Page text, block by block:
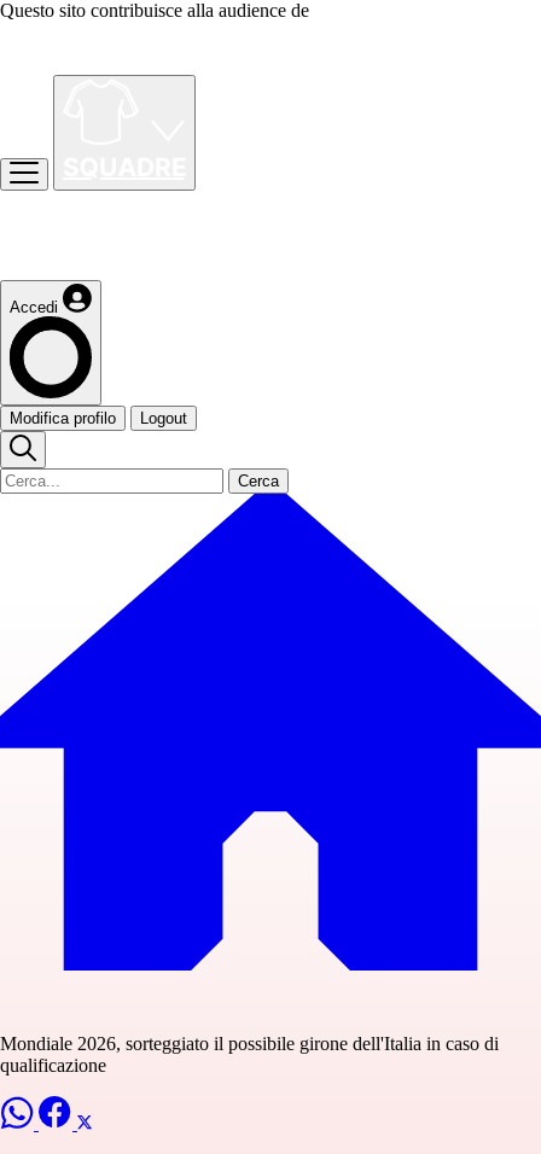
Questo sito contribuisce alla audience de
Accedi
Modifica profilo Logout
Cerca
Mondiale 2026, sorteggiato il possibile girone dell'Italia in caso di
qualificazione